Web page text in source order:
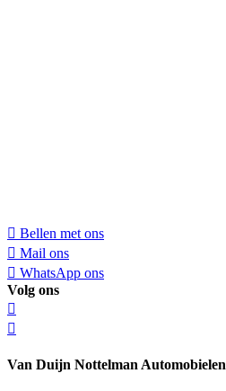
Bellen met ons
Mail ons
WhatsApp ons
Volg ons
Van Duijn Nottelman Automobielen